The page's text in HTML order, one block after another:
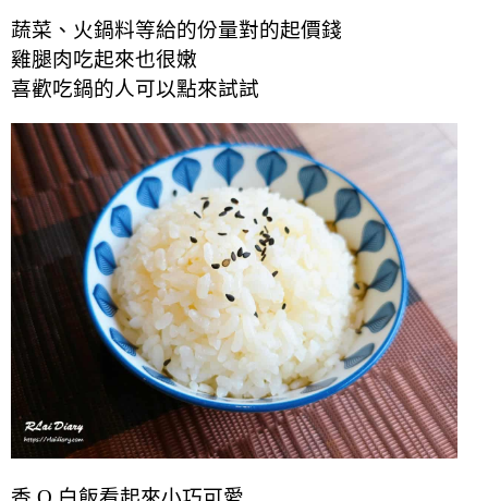
蔬菜、火鍋料等給的份量對的起價錢
雞腿肉吃起來也很嫩
喜歡吃鍋的人可以點來試試